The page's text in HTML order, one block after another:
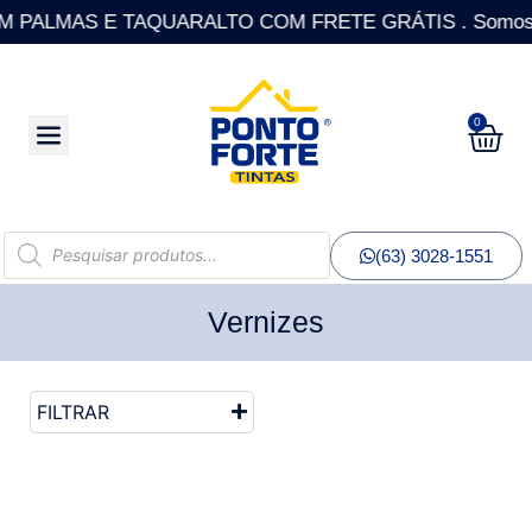
PALMAS E TAQUARALTO COM FRETE GRÁTIS .
0
(63) 3028-1551
Vernizes
FILTRAR